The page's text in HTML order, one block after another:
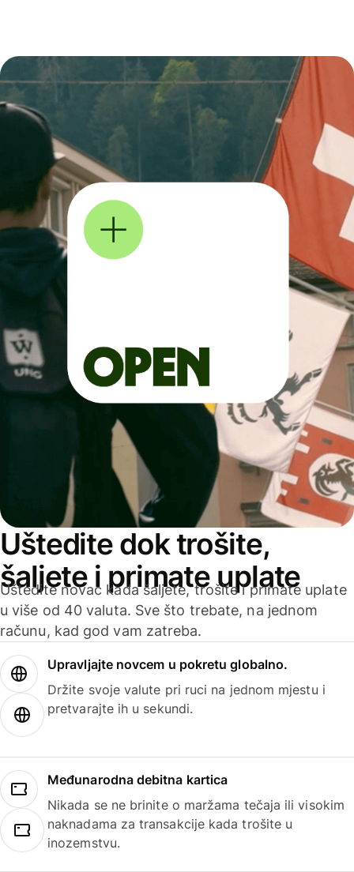
Uštedite dok trošite,
šaljete i primate uplate
Uštedite novac kada šaljete, trošite i primate uplate
u više od 40 valuta. Sve što trebate, na jednom
računu, kad god vam zatreba.
Upravljajte novcem u pokretu globalno.
Držite svoje valute pri ruci na jednom mjestu i
pretvarajte ih u sekundi.
Međunarodna debitna kartica
Nikada se ne brinite o maržama tečaja ili visokim
naknadama za transakcije kada trošite u
inozemstvu.